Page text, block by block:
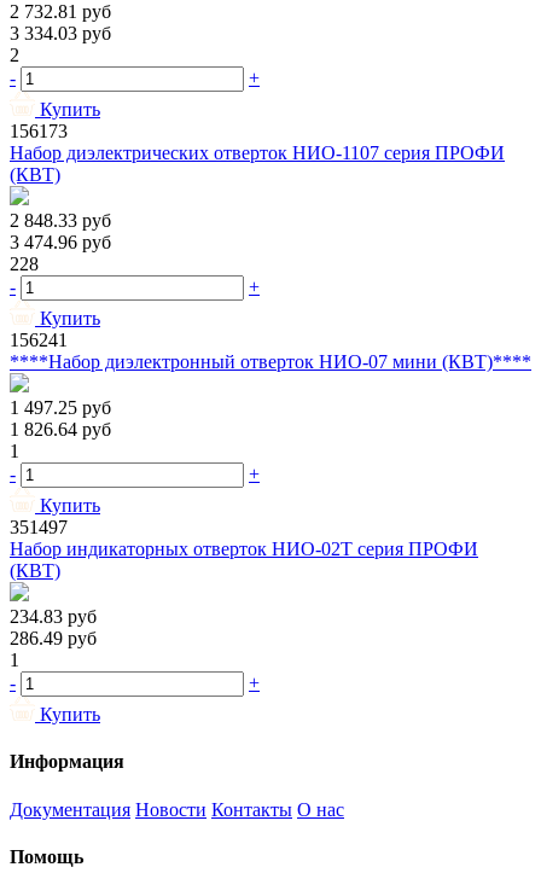
2 732.81 руб
3 334.03 руб
2
-
+
Купить
156173
Набор диэлектрических отверток НИО-1107 серия ПРОФИ
(КВТ)
2 848.33 руб
3 474.96 руб
228
-
+
Купить
156241
****Набор диэлектронный отверток НИО-07 мини (КВТ)****
1 497.25 руб
1 826.64 руб
1
-
+
Купить
351497
Набор индикаторных отверток НИО-02Т серия ПРОФИ
(КВТ)
234.83 руб
286.49 руб
1
-
+
Купить
Информация
Документация Новости Контакты О нас
Помощь